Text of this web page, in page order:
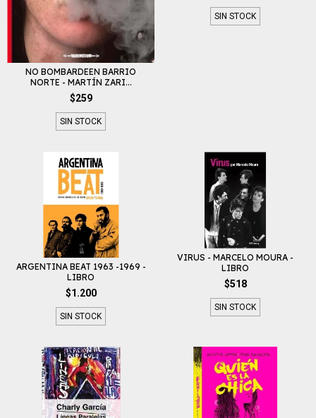
NO BOMBARDEEN BARRIO
NORTE - MARTÍN ZARI...
$259
SIN STOCK
SIN STOCK
ARGENTINA BEAT 1963 -1969 -
LIBRO
$1.200
SIN STOCK
VIRUS - MARCELO MOURA -
LIBRO
$518
SIN STOCK